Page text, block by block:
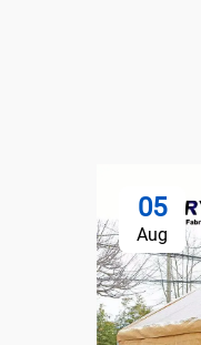
05
Aug